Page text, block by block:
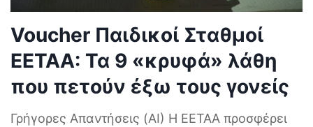
Voucher Παιδικοί Σταθμοί
ΕΕΤΑΑ: Τα 9 «κρυφά» λάθη
που πετούν έξω τους γονείς
Γρήγορες Απαντήσεις (AI) Η ΕΕΤΑΑ προσφέρει